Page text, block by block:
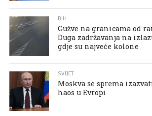
BIH
Gužve na granicama od
Duga zadržavanja na
gdje su najveće kolone
SVIJET
Moskva se sprema
haos u Evropi